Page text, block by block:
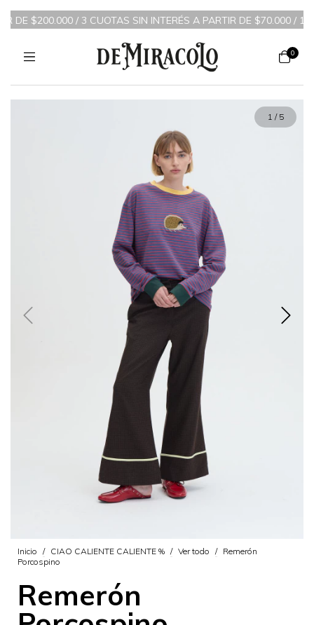
$200.000 / 3 CUOTAS SIN INTERÉS A PARTIR DE $70.000 / 10%
0
1 / 5
Inicio / CIAO CALIENTE CALIENTE % / Ver todo / Remerón
Porcospino
Remerón